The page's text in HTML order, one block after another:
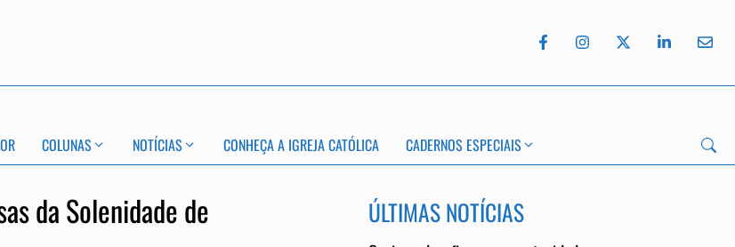
COLUNAS NOTÍCIAS CONHEÇA A IGREJA CATÓLICA CADERNOS ESPECIAIS
da Solenidade de
ÚLTIMAS NOTÍCIAS